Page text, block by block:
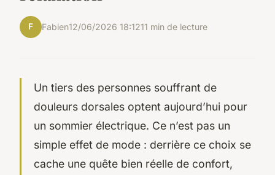
F Fabien12/06/2026 18:1211 min de lecture
Un tiers des personnes souffrant de
douleurs dorsales optent aujourd’hui pour
un sommier électrique. Ce n’est pas un
simple effet de mode : derrière ce choix se
cache une quête bien réelle de confort,